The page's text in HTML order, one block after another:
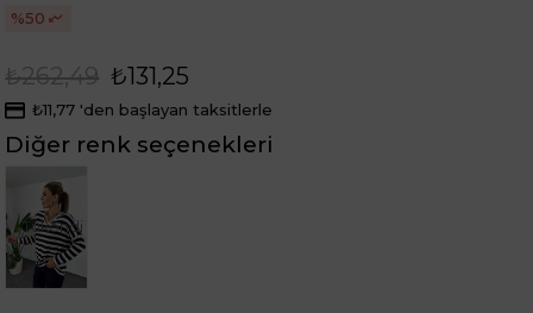
50
₺262,49 ₺131,25
₺11,77 'den başlayan taksitlerle
Diğer renk seçenekleri
Tükendi